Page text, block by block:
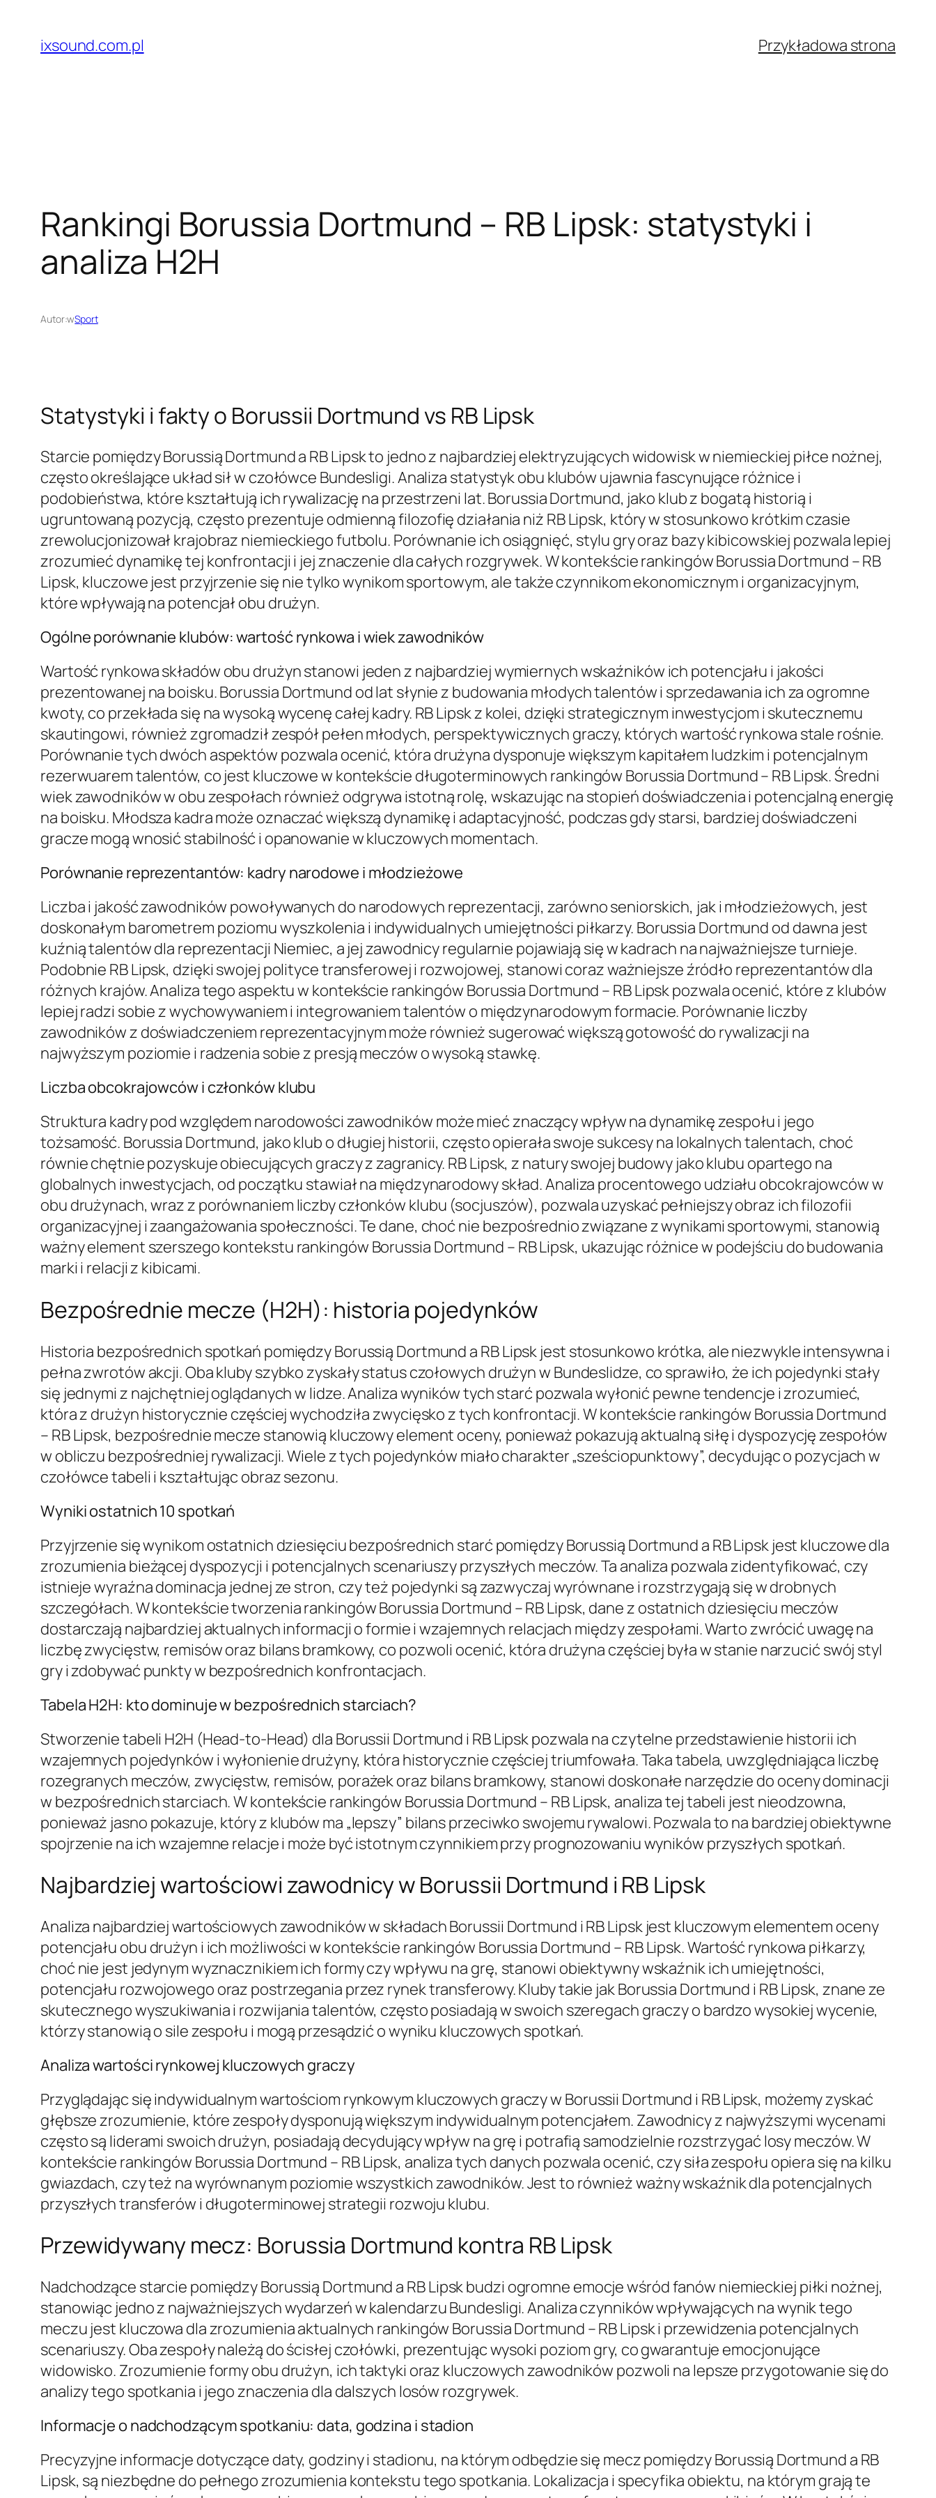
treści
ixsound.com.pl Przykładowa strona
Rankingi Borussia Dortmund – RB Lipsk: statystyki i
analiza H2H
Autor:wSport
Statystyki i fakty o Borussii Dortmund vs RB Lipsk
Starcie pomiędzy Borussią Dortmund a RB Lipsk to jedno z najbardziej elektryzujących widowisk w niemieckiej piłce nożnej,
często określające układ sił w czołówce Bundesligi. Analiza statystyk obu klubów ujawnia fascynujące różnice i
podobieństwa, które kształtują ich rywalizację na przestrzeni lat. Borussia Dortmund, jako klub z bogatą historią i
ugruntowaną pozycją, często prezentuje odmienną filozofię działania niż RB Lipsk, który w stosunkowo krótkim czasie
zrewolucjonizował krajobraz niemieckiego futbolu. Porównanie ich osiągnięć, stylu gry oraz bazy kibicowskiej pozwala lepiej
zrozumieć dynamikę tej konfrontacji i jej znaczenie dla całych rozgrywek. W kontekście rankingów Borussia Dortmund – RB
Lipsk, kluczowe jest przyjrzenie się nie tylko wynikom sportowym, ale także czynnikom ekonomicznym i organizacyjnym,
które wpływają na potencjał obu drużyn.
Ogólne porównanie klubów: wartość rynkowa i wiek zawodników
Wartość rynkowa składów obu drużyn stanowi jeden z najbardziej wymiernych wskaźników ich potencjału i jakości
prezentowanej na boisku. Borussia Dortmund od lat słynie z budowania młodych talentów i sprzedawania ich za ogromne
kwoty, co przekłada się na wysoką wycenę całej kadry. RB Lipsk z kolei, dzięki strategicznym inwestycjom i skutecznemu
skautingowi, również zgromadził zespół pełen młodych, perspektywicznych graczy, których wartość rynkowa stale rośnie.
Porównanie tych dwóch aspektów pozwala ocenić, która drużyna dysponuje większym kapitałem ludzkim i potencjalnym
rezerwuarem talentów, co jest kluczowe w kontekście długoterminowych rankingów Borussia Dortmund – RB Lipsk. Średni
wiek zawodników w obu zespołach również odgrywa istotną rolę, wskazując na stopień doświadczenia i potencjalną energię
na boisku. Młodsza kadra może oznaczać większą dynamikę i adaptacyjność, podczas gdy starsi, bardziej doświadczeni
gracze mogą wnosić stabilność i opanowanie w kluczowych momentach.
Porównanie reprezentantów: kadry narodowe i młodzieżowe
Liczba i jakość zawodników powoływanych do narodowych reprezentacji, zarówno seniorskich, jak i młodzieżowych, jest
doskonałym barometrem poziomu wyszkolenia i indywidualnych umiejętności piłkarzy. Borussia Dortmund od dawna jest
kuźnią talentów dla reprezentacji Niemiec, a jej zawodnicy regularnie pojawiają się w kadrach na najważniejsze turnieje.
Podobnie RB Lipsk, dzięki swojej polityce transferowej i rozwojowej, stanowi coraz ważniejsze źródło reprezentantów dla
różnych krajów. Analiza tego aspektu w kontekście rankingów Borussia Dortmund – RB Lipsk pozwala ocenić, które z klubów
lepiej radzi sobie z wychowywaniem i integrowaniem talentów o międzynarodowym formacie. Porównanie liczby
zawodników z doświadczeniem reprezentacyjnym może również sugerować większą gotowość do rywalizacji na
najwyższym poziomie i radzenia sobie z presją meczów o wysoką stawkę.
Liczba obcokrajowców i członków klubu
Struktura kadry pod względem narodowości zawodników może mieć znaczący wpływ na dynamikę zespołu i jego
tożsamość. Borussia Dortmund, jako klub o długiej historii, często opierała swoje sukcesy na lokalnych talentach, choć
równie chętnie pozyskuje obiecujących graczy z zagranicy. RB Lipsk, z natury swojej budowy jako klubu opartego na
globalnych inwestycjach, od początku stawiał na międzynarodowy skład. Analiza procentowego udziału obcokrajowców w
obu drużynach, wraz z porównaniem liczby członków klubu (socjuszów), pozwala uzyskać pełniejszy obraz ich filozofii
organizacyjnej i zaangażowania społeczności. Te dane, choć nie bezpośrednio związane z wynikami sportowymi, stanowią
ważny element szerszego kontekstu rankingów Borussia Dortmund – RB Lipsk, ukazując różnice w podejściu do budowania
marki i relacji z kibicami.
Bezpośrednie mecze (H2H): historia pojedynków
Historia bezpośrednich spotkań pomiędzy Borussią Dortmund a RB Lipsk jest stosunkowo krótka, ale niezwykle intensywna i
pełna zwrotów akcji. Oba kluby szybko zyskały status czołowych drużyn w Bundeslidze, co sprawiło, że ich pojedynki stały
się jednymi z najchętniej oglądanych w lidze. Analiza wyników tych starć pozwala wyłonić pewne tendencje i zrozumieć,
która z drużyn historycznie częściej wychodziła zwycięsko z tych konfrontacji. W kontekście rankingów Borussia Dortmund
– RB Lipsk, bezpośrednie mecze stanowią kluczowy element oceny, ponieważ pokazują aktualną siłę i dyspozycję zespołów
w obliczu bezpośredniej rywalizacji. Wiele z tych pojedynków miało charakter „sześciopunktowy”, decydując o pozycjach w
czołówce tabeli i kształtując obraz sezonu.
Wyniki ostatnich 10 spotkań
Przyjrzenie się wynikom ostatnich dziesięciu bezpośrednich starć pomiędzy Borussią Dortmund a RB Lipsk jest kluczowe dla
zrozumienia bieżącej dyspozycji i potencjalnych scenariuszy przyszłych meczów. Ta analiza pozwala zidentyfikować, czy
istnieje wyraźna dominacja jednej ze stron, czy też pojedynki są zazwyczaj wyrównane i rozstrzygają się w drobnych
szczegółach. W kontekście tworzenia rankingów Borussia Dortmund – RB Lipsk, dane z ostatnich dziesięciu meczów
dostarczają najbardziej aktualnych informacji o formie i wzajemnych relacjach między zespołami. Warto zwrócić uwagę na
liczbę zwycięstw, remisów oraz bilans bramkowy, co pozwoli ocenić, która drużyna częściej była w stanie narzucić swój styl
gry i zdobywać punkty w bezpośrednich konfrontacjach.
Tabela H2H: kto dominuje w bezpośrednich starciach?
Stworzenie tabeli H2H (Head-to-Head) dla Borussii Dortmund i RB Lipsk pozwala na czytelne przedstawienie historii ich
wzajemnych pojedynków i wyłonienie drużyny, która historycznie częściej triumfowała. Taka tabela, uwzględniająca liczbę
rozegranych meczów, zwycięstw, remisów, porażek oraz bilans bramkowy, stanowi doskonałe narzędzie do oceny dominacji
w bezpośrednich starciach. W kontekście rankingów Borussia Dortmund – RB Lipsk, analiza tej tabeli jest nieodzowna,
ponieważ jasno pokazuje, który z klubów ma „lepszy” bilans przeciwko swojemu rywalowi. Pozwala to na bardziej obiektywne
spojrzenie na ich wzajemne relacje i może być istotnym czynnikiem przy prognozowaniu wyników przyszłych spotkań.
Najbardziej wartościowi zawodnicy w Borussii Dortmund i RB Lipsk
Analiza najbardziej wartościowych zawodników w składach Borussii Dortmund i RB Lipsk jest kluczowym elementem oceny
potencjału obu drużyn i ich możliwości w kontekście rankingów Borussia Dortmund – RB Lipsk. Wartość rynkowa piłkarzy,
choć nie jest jedynym wyznacznikiem ich formy czy wpływu na grę, stanowi obiektywny wskaźnik ich umiejętności,
potencjału rozwojowego oraz postrzegania przez rynek transferowy. Kluby takie jak Borussia Dortmund i RB Lipsk, znane ze
skutecznego wyszukiwania i rozwijania talentów, często posiadają w swoich szeregach graczy o bardzo wysokiej wycenie,
którzy stanowią o sile zespołu i mogą przesądzić o wyniku kluczowych spotkań.
Analiza wartości rynkowej kluczowych graczy
Przyglądając się indywidualnym wartościom rynkowym kluczowych graczy w Borussii Dortmund i RB Lipsk, możemy zyskać
głębsze zrozumienie, które zespoły dysponują większym indywidualnym potencjałem. Zawodnicy z najwyższymi wycenami
często są liderami swoich drużyn, posiadają decydujący wpływ na grę i potrafią samodzielnie rozstrzygać losy meczów. W
kontekście rankingów Borussia Dortmund – RB Lipsk, analiza tych danych pozwala ocenić, czy siła zespołu opiera się na kilku
gwiazdach, czy też na wyrównanym poziomie wszystkich zawodników. Jest to również ważny wskaźnik dla potencjalnych
przyszłych transferów i długoterminowej strategii rozwoju klubu.
Przewidywany mecz: Borussia Dortmund kontra RB Lipsk
Nadchodzące starcie pomiędzy Borussią Dortmund a RB Lipsk budzi ogromne emocje wśród fanów niemieckiej piłki nożnej,
stanowiąc jedno z najważniejszych wydarzeń w kalendarzu Bundesligi. Analiza czynników wpływających na wynik tego
meczu jest kluczowa dla zrozumienia aktualnych rankingów Borussia Dortmund – RB Lipsk i przewidzenia potencjalnych
scenariuszy. Oba zespoły należą do ścisłej czołówki, prezentując wysoki poziom gry, co gwarantuje emocjonujące
widowisko. Zrozumienie formy obu drużyn, ich taktyki oraz kluczowych zawodników pozwoli na lepsze przygotowanie się do
analizy tego spotkania i jego znaczenia dla dalszych losów rozgrywek.
Informacje o nadchodzącym spotkaniu: data, godzina i stadion
Precyzyjne informacje dotyczące daty, godziny i stadionu, na którym odbędzie się mecz pomiędzy Borussią Dortmund a RB
Lipsk, są niezbędne do pełnego zrozumienia kontekstu tego spotkania. Lokalizacja i specyfika obiektu, na którym grają te